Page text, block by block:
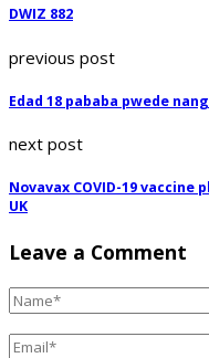
DWIZ 882
previous post
Edad 18 pababa pwede
next post
Novavax COVID-19
UK
Leave a Comment